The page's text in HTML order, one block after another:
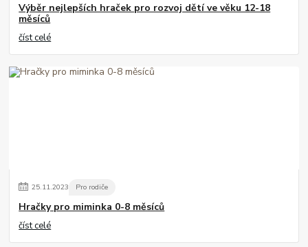
Výběr nejlepších hraček pro rozvoj dětí ve věku 12-18
měsíců
číst celé
25.11.2023 Pro rodiče
Hračky pro miminka 0-8 měsíců
číst celé